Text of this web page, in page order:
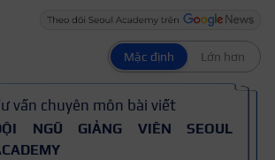
Mặc định Lớn hơn
vấn chuyên môn bài viết
NGŨ GIẢNG VIÊN SEOUL